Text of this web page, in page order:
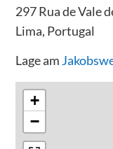
297 Rua de Vale
Lima, Portugal
Lage am
+
−